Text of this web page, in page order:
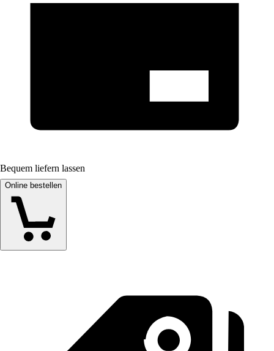
Bequem liefern lassen
Online bestellen